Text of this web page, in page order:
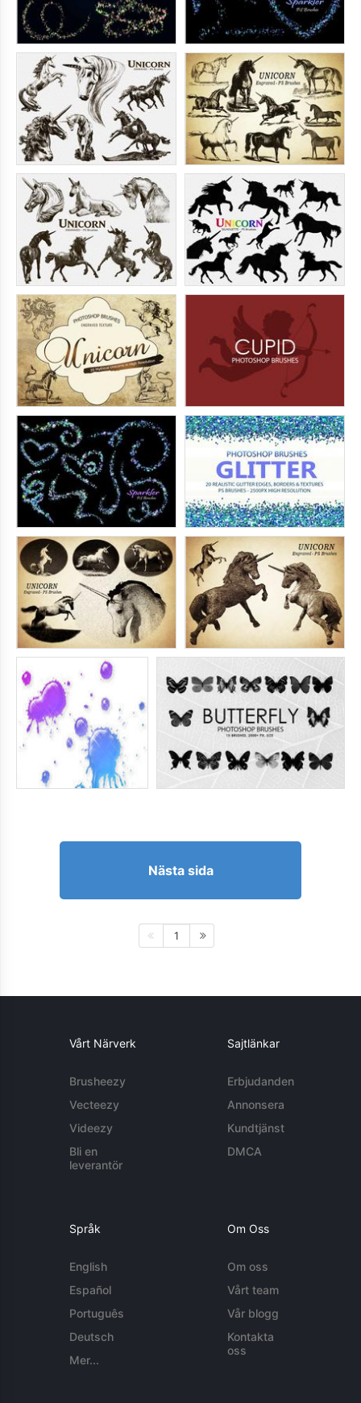
Nästa sida
1
Vårt Närverk
Brusheezy
Vecteezy
Videezy
Bli en
leverantör
Sajtlänkar
Erbjudanden
Annonsera
Kundtjänst
DMCA
Språk
English
Español
Português
Deutsch
Mer...
Om Oss
Om oss
Vårt team
Vår blogg
Kontakta
oss